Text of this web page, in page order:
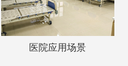
医院应用场景